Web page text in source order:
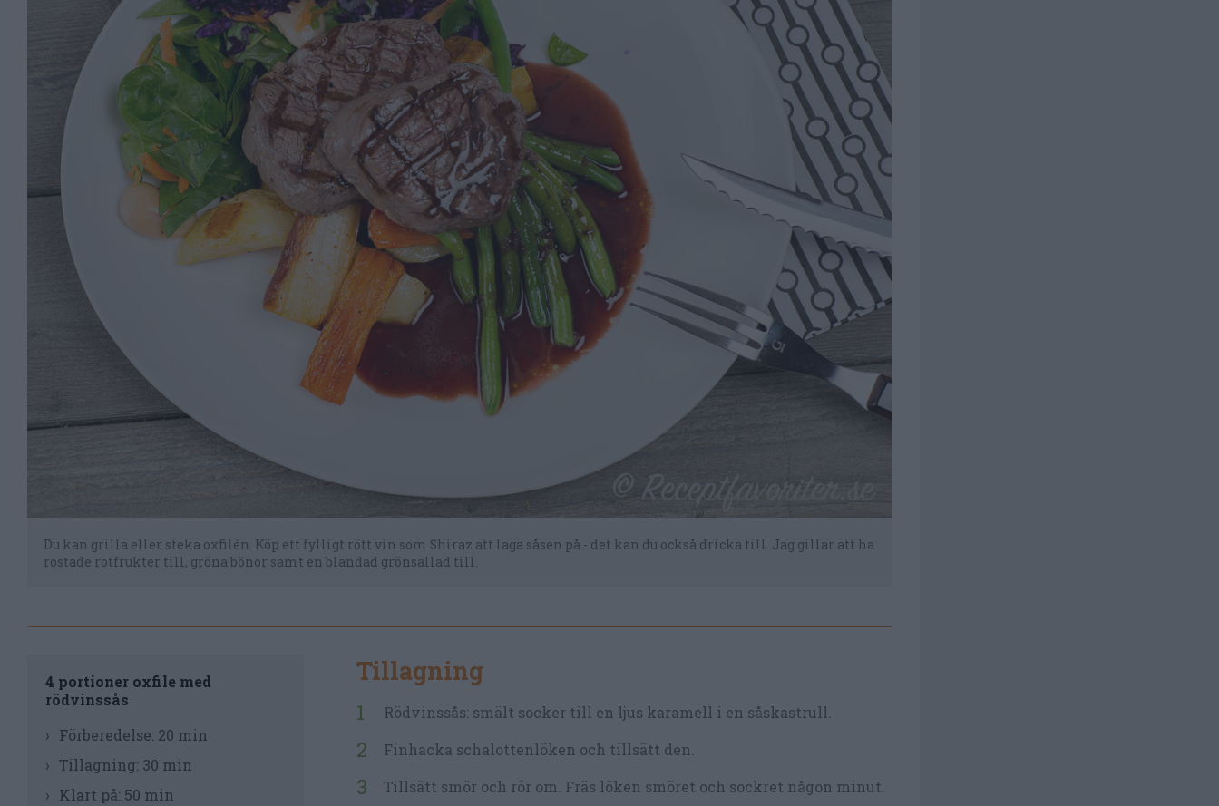
Du kan grilla eller steka oxfilén. Köp ett fylligt rött vin som Shiraz att laga såsen på - det kan du också dricka till. Jag gillar att ha
rostade rotfrukter till, gröna bönor samt en blandad grönsallad till.
4 portioner oxfile med
rödvinssås
Förberedelse: 20 min
Tillagning: 30 min
Klart på: 50 min
Tillagning
Rödvinssås: smält socker till en ljus karamell i en såskastrull.
Finhacka schalottenlöken och tillsätt den.
Tillsätt smör och rör om. Fräs löken smöret och sockret någon minut.